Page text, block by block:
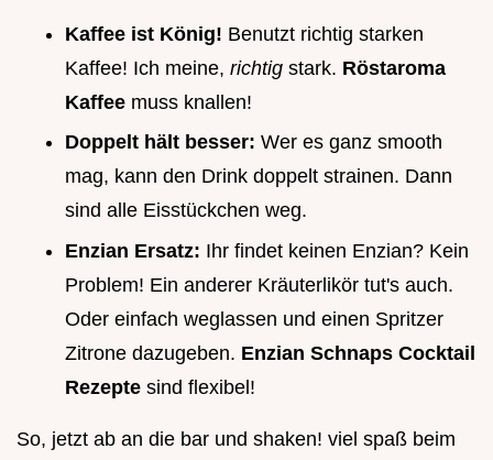
Kaffee ist König! Benutzt richtig starken
Kaffee! Ich meine, richtig stark. Röstaroma
Kaffee muss knallen!
Doppelt hält besser: Wer es ganz smooth
mag, kann den Drink doppelt strainen. Dann
sind alle Eisstückchen weg.
Enzian Ersatz: Ihr findet keinen Enzian? Kein
Problem! Ein anderer Kräuterlikör tut's auch.
Oder einfach weglassen und einen Spritzer
Zitrone dazugeben. Enzian Schnaps Cocktail
Rezepte sind flexibel!
So, jetzt ab an die bar und shaken! viel spaß beim